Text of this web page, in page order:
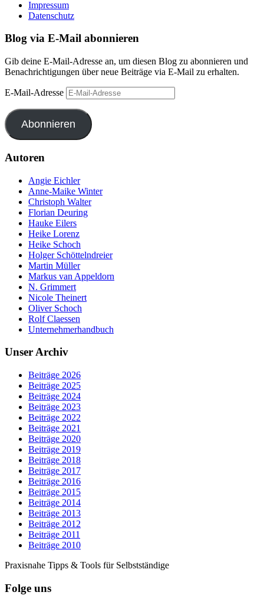
Impressum
Datenschutz
Blog via E-Mail abonnieren
Gib deine E-Mail-Adresse an, um diesen Blog zu abonnieren und
Benachrichtigungen über neue Beiträge via E-Mail zu erhalten.
E-Mail-Adresse
Abonnieren
Autoren
Angie Eichler
Anne-Maike Winter
Christoph Walter
Florian Deuring
Hauke Eilers
Heike Lorenz
Heike Schoch
Holger Schöttelndreier
Martin Müller
Markus van Appeldorn
N. Grimmert
Nicole Theinert
Oliver Schoch
Rolf Claessen
Unternehmerhandbuch
Unser Archiv
Beiträge 2026
Beiträge 2025
Beiträge 2024
Beiträge 2023
Beiträge 2022
Beiträge 2021
Beiträge 2020
Beiträge 2019
Beiträge 2018
Beiträge 2017
Beiträge 2016
Beiträge 2015
Beiträge 2014
Beiträge 2013
Beiträge 2012
Beiträge 2011
Beiträge 2010
Praxisnahe Tipps & Tools für Selbstständige
Folge uns